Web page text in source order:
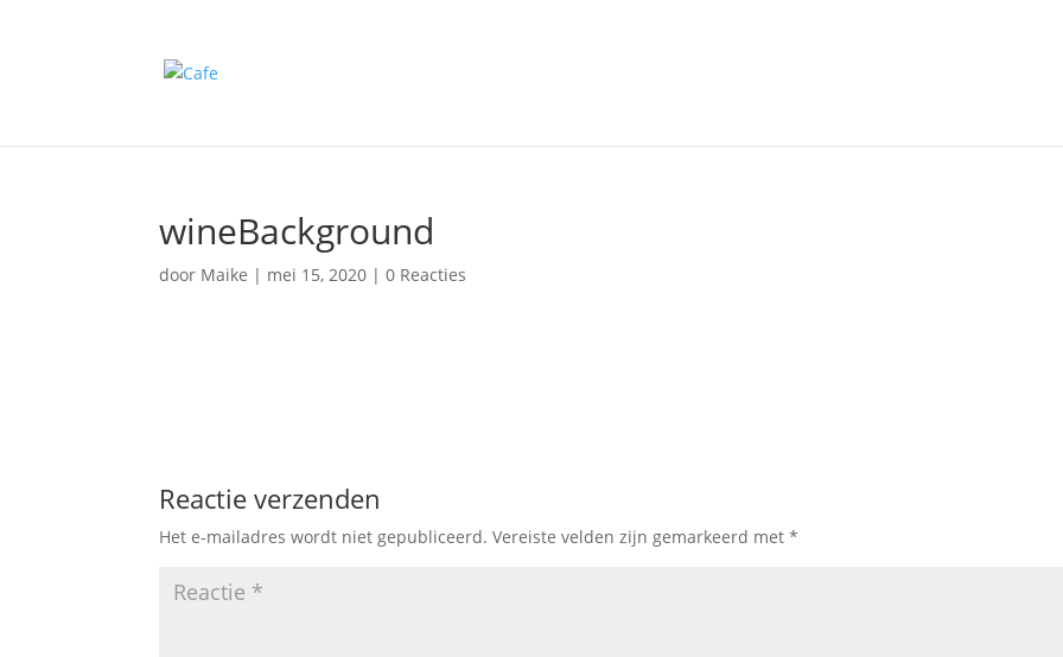
wineBackground
door Maike | mei 15, 2020 |0 Reacties
Reactie verzenden
Het e-mailadres wordt niet gepubliceerd. Vereiste velden zijn gemarkeerd met*